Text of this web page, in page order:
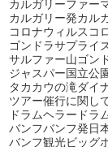
カルガリー発カル
コロナウィルス コ
ゴンドラサプライ
サルファー山ゴン
ジャスパー国立公
タカカウの滝ダイ
ツアー催行に関し
ドラムヘラー ドラ
バンフバンフ発日
バンフ観光ビッグ